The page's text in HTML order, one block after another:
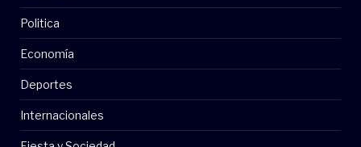
Politica
Economía
Deportes
Internacionales